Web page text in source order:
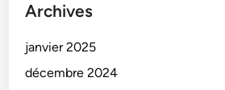
Archives
janvier 2025
décembre 2024